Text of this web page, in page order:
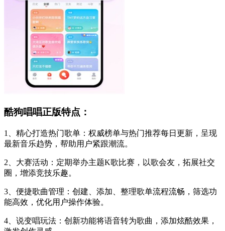
酷狗唱唱正版特点：
1、精心打造热门歌单：权威榜单与热门推荐每日更新，呈现
最新音乐趋势，帮助用户紧跟潮流。
2、大赛活动：定期举办主题K歌比赛，以歌会友，拓展社交
圈，增添竞技乐趣。
3、便捷歌曲管理：创建、添加、整理歌单流程流畅，筛选功
能高效，优化用户操作体验。
4、说变唱玩法：创新功能将语音转为歌曲，添加炫酷效果，